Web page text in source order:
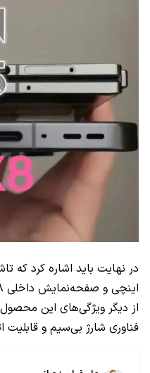
فناوری شارژ بی‌سیم و قابلیت